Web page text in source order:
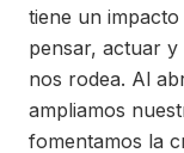
tiene un
pensar, actuar
nos rodea. Al
ampliamos
fomentamos la